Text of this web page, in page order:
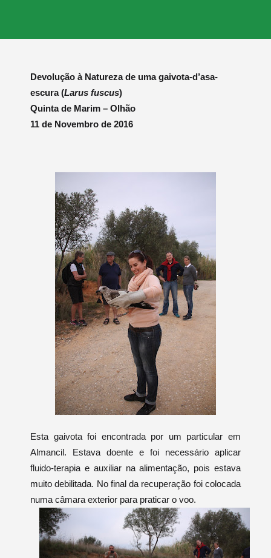
Devolução à Natureza de uma gaivota-d’asa-
escura (Larus fuscus)
Quinta de Marim – Olhão
11 de Novembro de 2016
Esta gaivota foi encontrada por um particular em
Almancil. Estava doente e foi necessário aplicar
fluido-terapia e auxiliar na alimentação, pois estava
muito debilitada. No final da recuperação foi colocada
numa câmara exterior para praticar o voo.